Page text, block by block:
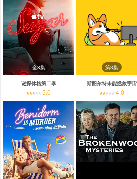
全8集
谜探休格第二季
5.0
第3集
斯图尔特未能拯救宇宙
4.0